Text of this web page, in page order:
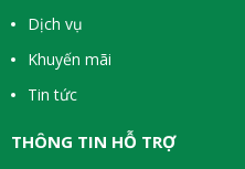
Dịch vụ
Khuyến mãi
Tin tức
THÔNG TIN HỖ TRỢ